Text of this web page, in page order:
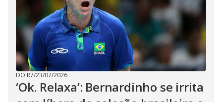
DO R7/23/07/2026
‘Ok. Relaxa’: Bernardinho se irrita